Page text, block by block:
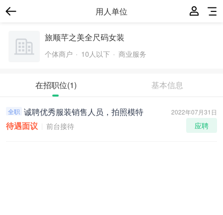
用人单位
旅顺芊之美全尺码女装
个体商户 10人以下 商业服务
在招职位(1) 基本信息
2022年07月31日
全职 诚聘优秀服装销售人员，拍照模特
待遇面议
前台接待 应聘